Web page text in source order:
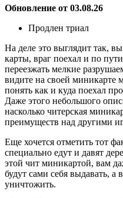
Обновление от 03.08.26
Продлен триал
На деле это выглядит так,
карты, враг поехал и по
переезжать мелкие
видите на своей миникарте
понять как и куда поехал
Даже этого небольшого
насколько читерская
преимуществ над другими
Еще хочется отметить тот
специально едут и давят
этой чит миникартой, вам
будут сами себя выдавать, а
уничтожить.